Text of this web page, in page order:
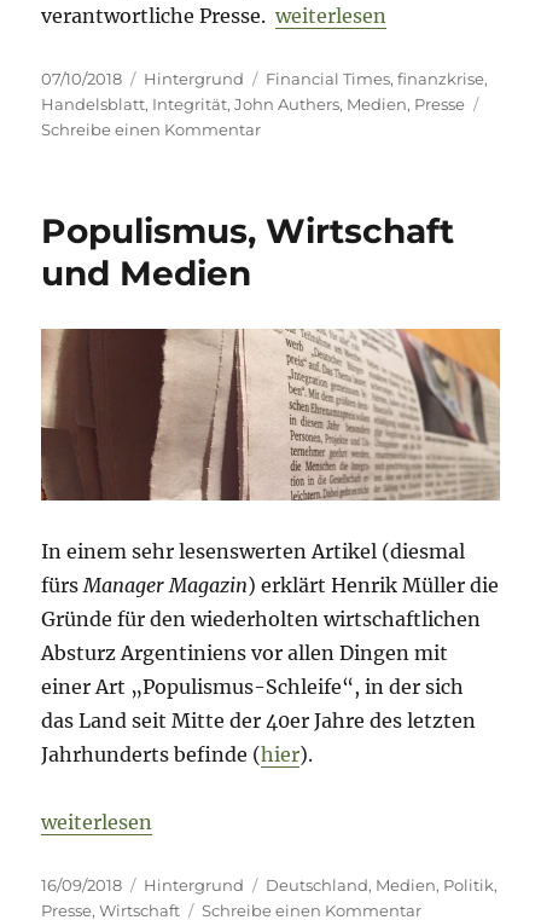
verantwortliche Presse.„Cassandras – häufiger
weiterlesen
Veröffentlicht
am
07/10/2018 Kategorien
Hintergrund Schlagwörter
Financial Times,finanzkrise,
Handelsblatt, Integrität,John Authers, Medien, Presse
Schreibe einen Kommentarzu
dort,
nicht
vermutet
Populismus, Wirtschaft
und Medien
In einem sehr lesenswerten Artikel (diesmal
fürsManager Magazin) erklärt Henrik Müller die
Gründe für den wiederholten wirtschaftlichen
Absturz Argentiniens vor allen Dingen mit
einer Art „Populismus-Schleife“, in der sich
das Land seit Mitte der 40er Jahre des letzten
Jahrhunderts befinde (hier).
„Populismus, Wirtschaft und Medien“
weiterlesen
Veröffentlicht
am
16/09/2018 Kategorien
Hintergrund Schlagwörter
Deutschland, Medien, Politik,
Presse,Wirtschaft Schreibe einen Kommentarzu